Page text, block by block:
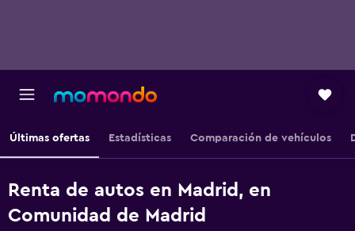
Últimas ofertas Estadísticas Comparación de vehículos
Renta de autos en Madrid, en
Comunidad de Madrid